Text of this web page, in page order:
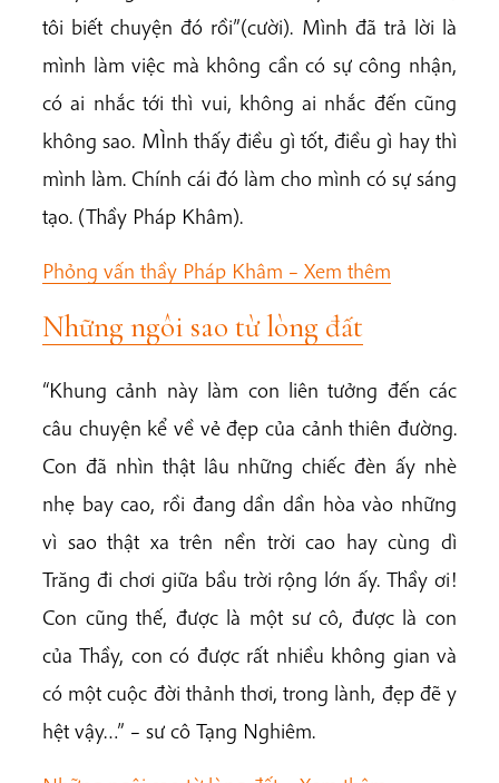
tôi biết chuyện đó rồi”(cười). Mình đã trả lời là
mình làm việc mà không cần có sự công nhận,
có ai nhắc tới thì vui, không ai nhắc đến cũng
không sao. MÌnh thấy điều gì tốt, điều gì hay thì
mình làm. Chính cái đó làm cho mình có sự sáng
tạo. (Thầy Pháp Khâm).
Phỏng vấn thầy Pháp Khâm – Xem thêm
Những ngôi sao từ lòng đất
“Khung cảnh này làm con liên tưởng đến các
câu chuyện kể về vẻ đẹp của cảnh thiên đường.
Con đã nhìn thật lâu những chiếc đèn ấy nhè
nhẹ bay cao, rồi đang dần dần hòa vào những
vì sao thật xa trên nền trời cao hay cùng dì
Trăng đi chơi giữa bầu trời rộng lớn ấy. Thầy ơi!
Con cũng thế, được là một sư cô, được là con
của Thầy, con có được rất nhiều không gian và
có một cuộc đời thảnh thơi, trong lành, đẹp đẽ y
hệt vậy…” – sư cô Tạng Nghiêm.